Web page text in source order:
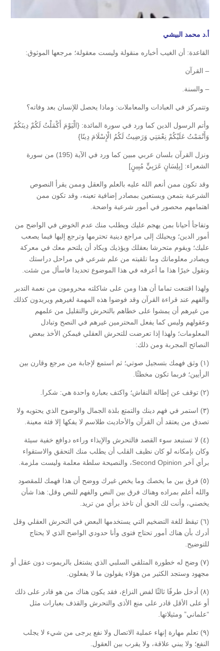
أ.د محمد البيشي
القاعدة: أن الغيب أخباره منقولة وليست معقولة؛ مرجعها الموثوق:
– القرآن
– ⁠والسنة.
وتتمركز في العبادات والمعاملات: وماذا يحصل للإنسان بعد وفاته؟
وأتم الرسول الدين كما ورد في سورة المائدة: {الْيَوْمَ أَكْمَلْتُ لَكُمْ دِينَكُمْ
وَأَتْمَمْتُ عَلَيْكُمْ نِعْمَتِي وَرَضِيتُ لَكُمُ الْإِسْلَامَ دِينًا}
ونزل القرآن بلسان عربي مبين كما ورد في الآية (195) من سورة
الشعراء: [بِلِسَانٍ عَرَبِيٍّ مُبِينٍ]
وقد تكون ممن أنعم الله عليه بالعلم والعقل وممن يقرأ النصوص
الشرعية بتمعن ويستعين بمصادر إضافية تعينه، وقد تكون ممن
اهتمامهم محصور في أمور شرعية واضحة.
وتفاجأ أحيانا بمن يهجم عليك ويطلب منك عدم الخوض في الواضح من
أمور الدين؛ ويحيلك إلى مراجع دينية تحترمها وترجع إليها فيما يصعب
عليك؛ ويقوم متحرشا بعقلك ويؤذيك ويكاد أن يلتحم معك في معركة
ويصادر معلوماتك وما تلقيته من علم شرعي في مراحل دراستك
وتقول خيرًا هذا ما أعرفه في هذا الموضوع تحديدا فاسأل من شئت.
ولهذا اقتنعت تماما أن هذا ومن على شاكلته محرومون من نعمة التدبر
والفهم عند قراءة القرآن وقد فوضوا هذه المهمة لغيرهم ويريدون كذلك
من غيرهم أن يمشوا على خطاهم بالتحرش والتقليل من علمهم
وعقولهم وليس كما يفعل المحترمين غيرهم في النصح وتبادل
المعلومات؛ ولهذا إذا تعرضت للتحرش العقلي فيمكن الأخذ ببعض
النصائح المجربة ومن ذلك:
(١) وثق فهمك بتسجيل صوتي؛ ثم استمع لإجابة من مرجع وقارن بين
الرأيين؛ فربما تكون مخطئًا.
(٢) توقف عن إطالة النقاش؛ واكتف بعبارة واحدة هي: شكرا.
(٣) استمر في فهم دينك والتمتع بلذة الجمال والوضوح الذي يحتويه ولا
تصدق من يعتقد أن القرآن والأحاديث طلاسم لا يفكها إلا فئة معينة.
(٤) لا تستبعد سوء القصد فالتحرش والإيذاء وراءه دوافع خفية سيئة
وكان بإمكانه لو كان نظيف القلب أن يطلب منك التحقق والاستقواء
برأي آخر Second Opinion، والنصيحة سلطة معلمة وليست ملزمة.
(٥) فرق بين ما يخصك وما يخص غيرك ووضح أن هذا فهمك للمقصود
والله أعلم بمراده وهناك فرق بين النص والفهم للنص وقل: هذا شأن
يخصني، وأنت لك الحق أن تاخذ برأي من تريد.
(٦) تيقظ للغة التضخيم التي يستخدمها البعض في التحرش العقلي وقل
أدرك بأن هناك أمور تحتاج فتوى وأنا حدودي الواضح الذي لا يحتاج
للتوضيح.
(٧) وضح له خطورة المتلقي السلبي الذي يشتغل بالريموت دون عقل أو
مجهود وستجد الكثير من هؤلاء يقولون ما لا يفعلون.
(٨) أدخل طرفًا ثالثًا لفض النزاع، فقد يكون هناك من هو قادر على ذلك
أو على الأقل قادر على منع الأذى والتحرش والقذف بعبارات مثل
“علماني” ومثيلاتها.
(٩) تعلم مهارة إنهاء عملية الاتصال ولا نفع يرجى من شيء لا يجلب
النفع؛ ولا يبني علاقة، ولا يقرب بين العقول.